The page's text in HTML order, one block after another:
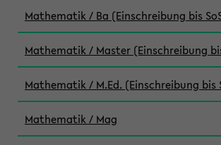
Mathematik / Ba (Einschreibung bis
Mathematik / Master (Einschreibung bis
Mathematik / M.Ed. (Einschreibung bis
Mathematik / Mag